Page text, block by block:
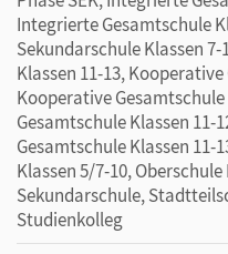
Integrierte Gesamtschule
Sekundarschule Klassen
Klassen 11-13,
Kooperative
Gesamtschule Klassen 11-
Gesamtschule Klassen 11-
Klassen 5/7-10,
Sekundarschule,
Studienkolleg